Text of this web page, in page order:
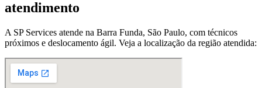
atendimento
A SP Services atende na Barra Funda, São Paulo, com técnicos
próximos e deslocamento ágil. Veja a localização da região atendida: